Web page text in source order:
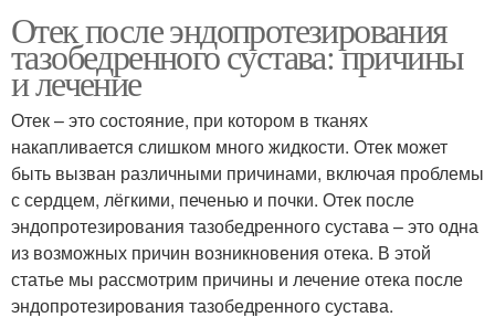
Отек после эндопротезирования
тазобедренного сустава: причины
и лечение
Отек – это состояние, при котором в тканях
накапливается слишком много жидкости. Отек может
быть вызван различными причинами, включая проблемы
с сердцем, лёгкими, печенью и почки. Отек после
эндопротезирования тазобедренного сустава – это одна
из возможных причин возникновения отека. В этой
статье мы рассмотрим причины и лечение отека после
эндопротезирования тазобедренного сустава.